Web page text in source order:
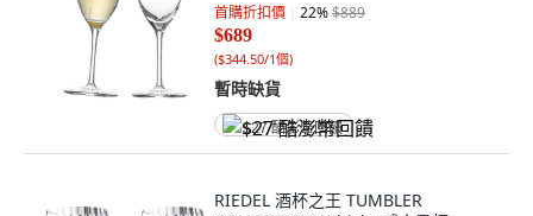
首購折扣價 22%$889
$689
($344.50/1個)
暫時缺貨
$27 酷澎幣回饋
RIEDEL 酒杯之王 TUMBLER